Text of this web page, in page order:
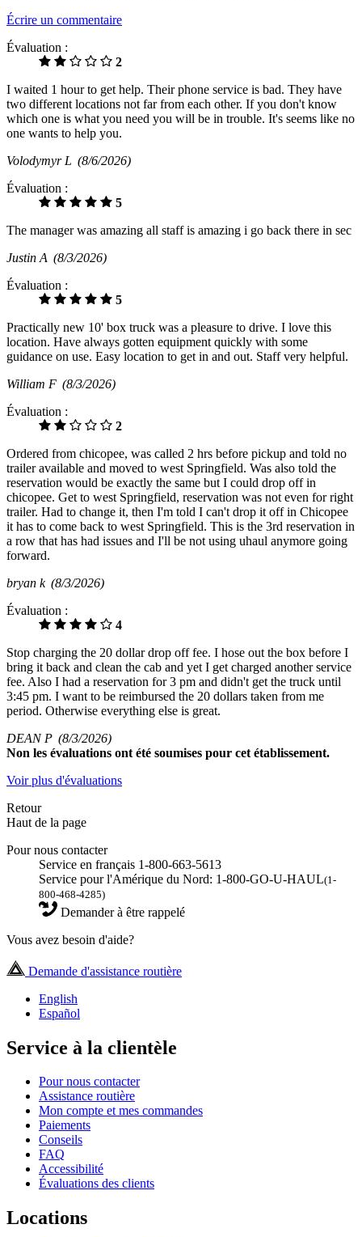
Écrire un commentaire
Évaluation :
2
I waited 1 hour to get help. Their phone service is bad. They have
two different locations not far from each other. If you don't know
which one is what you need you will be in trouble. It's seems like no
one wants to help you.
Volodymyr L (8/6/2026)
Évaluation :
5
The manager was amazing all staff is amazing i go back there in sec
Justin A (8/3/2026)
Évaluation :
5
Practically new 10' box truck was a pleasure to drive. I love this
location. Have always gotten equipment quickly with some
guidance on use. Easy location to get in and out. Staff very helpful.
William F (8/3/2026)
Évaluation :
2
Ordered from chicopee, was called 2 hrs before pickup and told no
trailer available and moved to west Springfield. Was also told the
reservation would be exactly the same but I could drop off in
chicopee. Get to west Springfield, reservation was not even for right
trailer. Had to change it, then I'm told I can't drop it off in Chicopee
it has to come back to west Springfield. This is the 3rd reservation in
a row that has had issues and I'll be not using uhaul anymore going
forward.
bryan k (8/3/2026)
Évaluation :
4
Stop charging the 20 dollar drop off fee. I hose out the box before I
bring it back and clean the cab and yet I get charged another service
fee. Also I had a reservation for 3 pm and didn't get the truck until
3:45 pm. I want to be reimbursed the 20 dollars taken from me
period. Otherwise everything else is great.
DEAN P (8/3/2026)
Non les évaluations ont été soumises pour cet établissement.
Voir plus d'évaluations
Retour
Haut de la page
Pour nous contacter
Service en français 1-800-663-5613
Service pour l'Amérique du Nord: 1-800-GO-U-HAUL(1-
800-468-4285)
Demander à être rappelé
Vous avez besoin d'aide?
Demande d'assistance routière
English
Español
Service à la clientèle
Pour nous contacter
Assistance routière
Mon compte et mes commandes
Paiements
Conseils
FAQ
Accessibilité
Évaluations des clients
Locations